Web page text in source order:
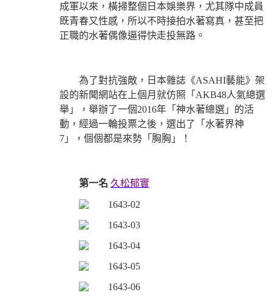
成軍以來，橫掃整個日本娛樂界，尤其隊中成員
既青春又性感，所以不時接拍水著寫真，甚至把
正職的水著偶像逼得快走投無路。
為了對抗強敵，日本雜誌《ASAHI藝能》架
設的新聞網站在上個月就仿照「AKB48人氣總選
舉」，舉辦了一個2016年「神水著總選」的活
動，經過一輪投票之後，選出了「水著界神
7」，個個都是來勢「胸胸」！
第一名 久松郁實